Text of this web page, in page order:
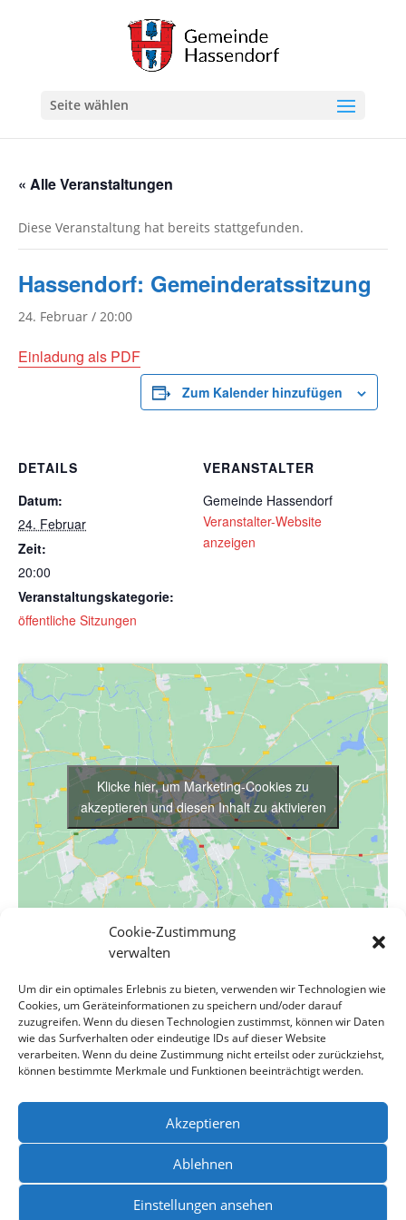
Cookie-Zustimmung
verwalten
Um dir ein optimales Erlebnis zu bieten, verwenden wir Technologien wie
Cookies, um Geräteinformationen zu speichern und/oder darauf
zuzugreifen. Wenn du diesen Technologien zustimmst, können wir Daten
wie das Surfverhalten oder eindeutige IDs auf dieser Website
verarbeiten. Wenn du deine Zustimmung nicht erteilst oder zurückziehst,
können bestimmte Merkmale und Funktionen beeinträchtigt werden.
Akzeptieren
Ablehnen
Einstellungen ansehen
Seite wählen
« Alle Veranstaltungen
Diese Veranstaltung hat bereits stattgefunden.
Hassendorf: Gemeinderatssitzung
24. Februar / 20:00
Einladung als PDF
Zum Kalender hinzufügen
DETAILS
Datum:
24. Februar
Zeit:
20:00
Veranstaltungskategorie:
öffentliche Sitzungen
VERANSTALTER
Gemeinde Hassendorf
Veranstalter-Website
anzeigen
VERANSTALTUNGSORT
Dorfgemeinschaftshaus
Bahnhofstrasse 1
Hassendorf, Niedersachsen 27367 Germany Google Karte
anzeigen
Klicke hier, um Marketing-Cookies zu
akzeptieren und diesen Inhalt zu aktivieren
Schulausschusses
Datenschutzerklärung Impressum